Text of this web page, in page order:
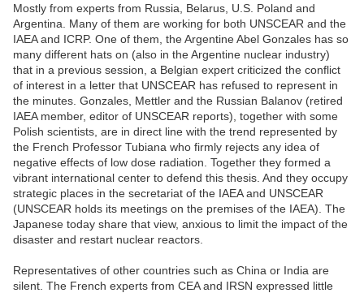
Mostly from experts from Russia, Belarus, U.S. Poland and
Argentina. Many of them are working for both UNSCEAR and the
IAEA and ICRP. One of them, the Argentine Abel Gonzales has so
many different hats on (also in the Argentine nuclear industry)
that in a previous session, a Belgian expert criticized the conflict
of interest in a letter that UNSCEAR has refused to represent in
the minutes. Gonzales, Mettler and the Russian Balanov (retired
IAEA member, editor of UNSCEAR reports), together with some
Polish scientists, are in direct line with the trend represented by
the French Professor Tubiana who firmly rejects any idea of
negative effects of low dose radiation. Together they formed a
vibrant international center to defend this thesis. And they occupy
strategic places in the secretariat of the IAEA and UNSCEAR
(UNSCEAR holds its meetings on the premises of the IAEA). The
Japanese today share that view, anxious to limit the impact of the
disaster and restart nuclear reactors.
Representatives of other countries such as China or India are
silent. The French experts from CEA and IRSN expressed little